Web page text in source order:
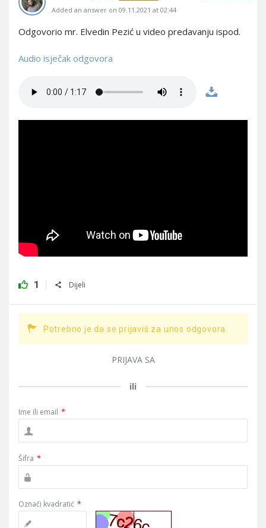
Added an answer on 09.11.2021 at 02:44
Odgovorio mr. Elvedin Pezić u video predavanju ispod.
Audio isječak odgovora
1 Dijeli
Potrebno je da se prijaviš za unos odgovora.
PRIJAVA SA
ili
Ime ili email *
Šifra *
Označi kvadratić *